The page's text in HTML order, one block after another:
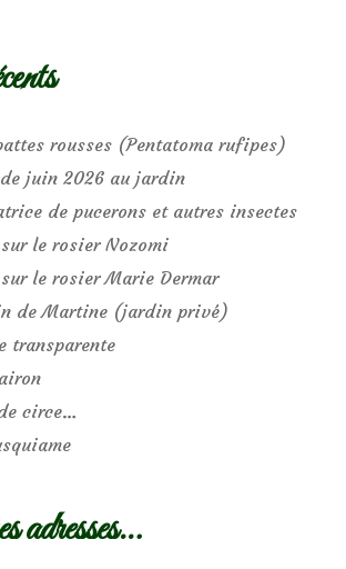
rousses (Pentatoma rufipes)
juin 2026 au jardin
de pucerons et autres insectes
le rosier Nozomi
le rosier Marie Dermar
de Martine (jardin privé)
transparente
circe…
adresses…